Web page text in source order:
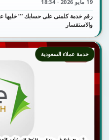
19 مايو 2026 · 18:34
والاستفسار
خدمة عملاء السعودية